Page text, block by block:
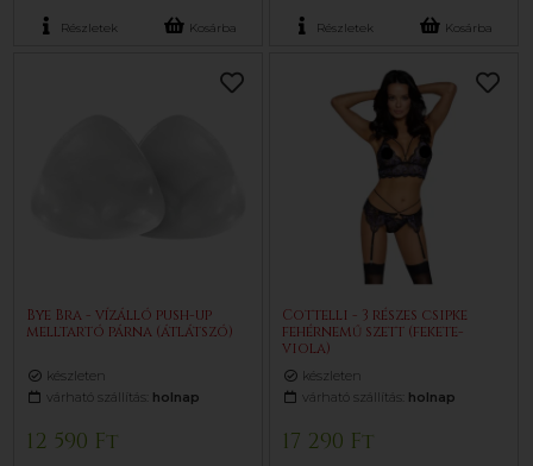
Részletek Kosárba Részletek Kosárba
Bye Bra - vízálló push-up
melltartó párna (átlátszó)
készleten
várható szállítás: holnap
12 590 Ft
Cottelli - 3 részes csipke
fehérnemű szett (fekete-
viola)
készleten
várható szállítás: holnap
17 290 Ft